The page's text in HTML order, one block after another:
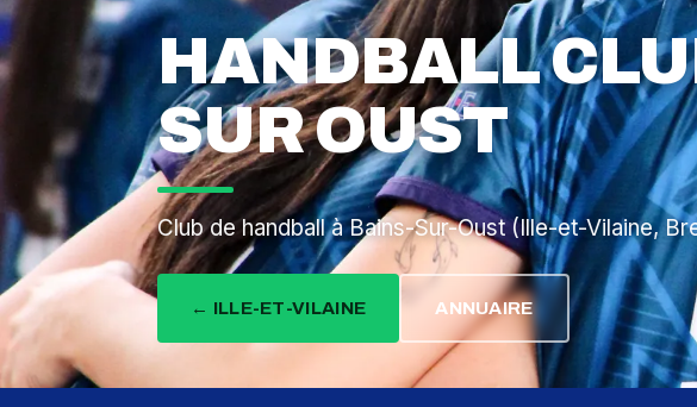
HANDBALL
SUR OUST
Club de handball à Bains-Sur-Oust (Ille-et-Vilaine,
← ILLE-ET-VILAINE ANNUAIRE